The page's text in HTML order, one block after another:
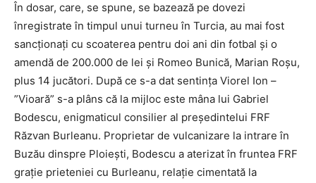
În dosar, care, se spune, se bazează pe dovezi
înregistrate în timpul unui turneu în Turcia, au mai fost
sancționați cu scoaterea pentru doi ani din fotbal și o
amendă de 200.000 de lei și Romeo Bunică, Marian Roșu,
plus 14 jucători. După ce s-a dat sentința Viorel Ion –
”Vioară” s-a plâns că la mijloc este mâna lui Gabriel
Bodescu, enigmaticul consilier al președintelui FRF
Răzvan Burleanu. Proprietar de vulcanizare la intrare în
Buzău dinspre Ploiești, Bodescu a aterizat în fruntea FRF
grație prieteniei cu Burleanu, relație cimentată la